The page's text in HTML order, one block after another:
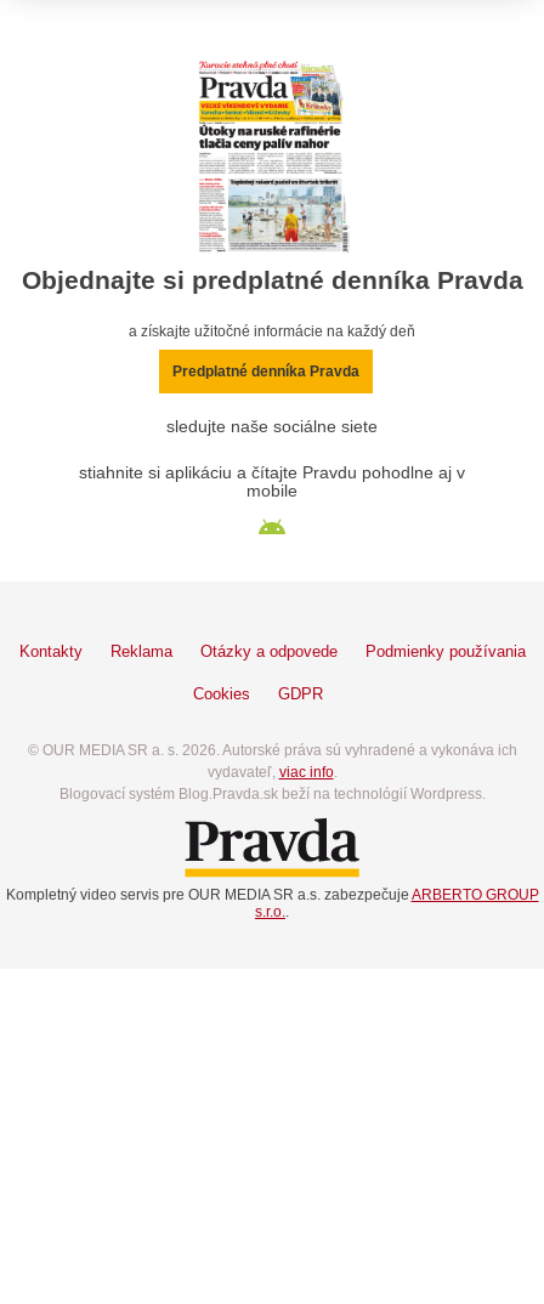
Objednajte si predplatné denníka Pravda
a získajte užitočné informácie na každý deň
Predplatné denníka Pravda
sledujte naše sociálne siete
stiahnite si aplikáciu a čítajte Pravdu pohodlne aj v
mobile
Kontakty Reklama Otázky a odpovede Podmienky používania
Cookies GDPR
© OUR MEDIA SR a. s. 2026. Autorské práva sú vyhradené a vykonáva ich
vydavateľ, viac info.
Blogovací systém Blog.Pravda.sk beží na technológií Wordpress.
Kompletný video servis pre OUR MEDIA SR a.s. zabezpečuje ARBERTO GROUP
s.r.o..